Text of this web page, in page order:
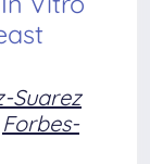
Suarez
Forbes-